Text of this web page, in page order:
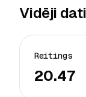
Vidēji dati
Reitings
20.47